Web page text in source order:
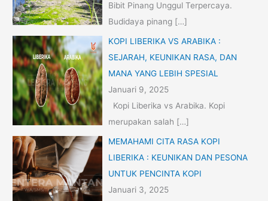
Bibit Pinang Unggul Terpercaya.
Budidaya pinang […]
KOPI LIBERIKA VS ARABIKA :
SEJARAH, KEUNIKAN RASA, DAN
MANA YANG LEBIH SPESIAL
Januari 9, 2025
Kopi Liberika vs Arabika. Kopi
merupakan salah […]
MEMAHAMI CITA RASA KOPI
LIBERIKA : KEUNIKAN DAN PESONA
UNTUK PENCINTA KOPI
Januari 3, 2025